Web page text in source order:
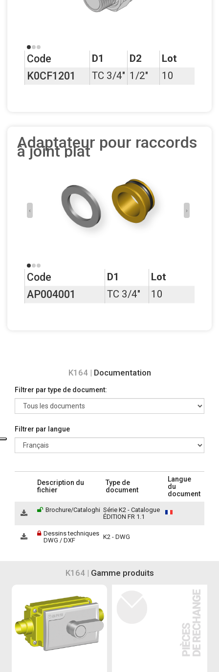
Code D1 D2 Lot
K0CF1201 TC 3/4" 1/2" 10
Adaptateur pour raccords
à joint plat
‹ ›
Code D1 Lot
AP004001 TC 3/4" 10
K164 | Documentation
Filtrer par type de document:
Filtrer par langue
Description du
fichier
Type de
document
Langue
du
document
Brochure/Cataloghi Série K2 - Catalogue
ÉDITION FR 1.1
Dessins techniques
DWG / DXF
K2 - DWG
K164 | Gamme produits